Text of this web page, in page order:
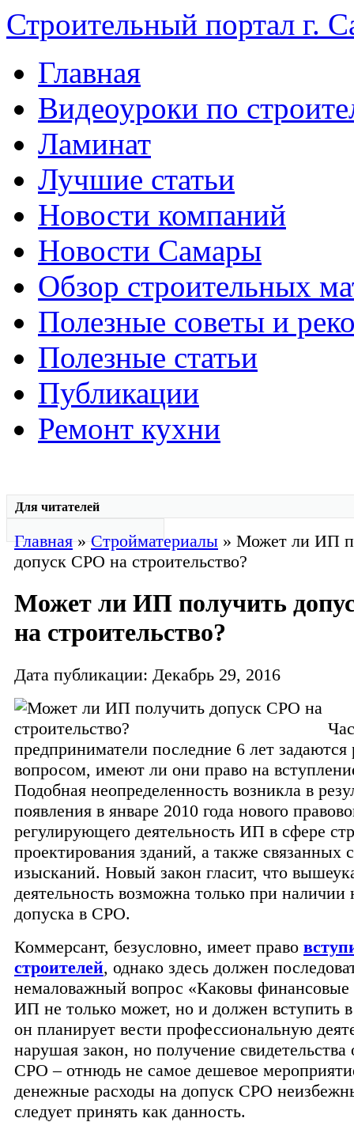
Строительный портал г.
Главная
Видеоуроки по
Ламинат
Лучшие статьи
Новости компаний
Новости Самары
Обзор строительных
Полезные советы и
Полезные статьи
Публикации
Ремонт кухни
Для читателей
Главная»Стройматериалы » Может ли ИП
допуск СРО на строительство?
Может ли ИП получить
на строительство?
Дата публикации: Декабрь 29, 2016
предприниматели последние 6 лет
вопросом, имеют ли они право на
Подобная неопределенность возникла в
появления в январе 2010 года нового
регулирующего деятельность ИП в сфере
проектирования зданий, а также связанных
изысканий. Новый закон гласит, что
деятельность возможна только при наличии
допуска в СРО.
Коммерсант, безусловно, имеет право
строителей, однако здесь должен
немаловажный вопрос «Каковы финансовые
ИП не только может, но и должен вступить
он планирует вести профессиональную
нарушая закон, но получение свидетельства
СРО – отнюдь не самое дешевое
денежные расходы на допуск СРО
следует принять как данность.